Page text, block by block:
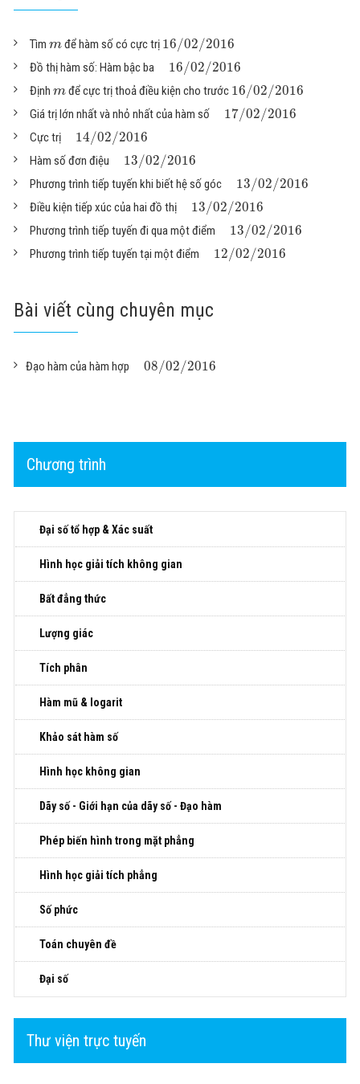
Tìm mđể hàm số có cực trị 16/02/2016
Đồ thị hàm số: Hàm bậc ba 16/02/2016
Định mđể cực trị thoả điều kiện cho trước 16/02/2016
Giá trị lớn nhất và nhỏ nhất của hàm số 17/02/2016
Cực trị 14/02/2016
Hàm số đơn điệu 13/02/2016
Phương trình tiếp tuyến khi biết hệ số góc 13/02/2016
Điều kiện tiếp xúc của hai đồ thị 13/02/2016
Phương trình tiếp tuyến đi qua một điểm 13/02/2016
Phương trình tiếp tuyến tại một điểm 12/02/2016
Bài viết cùng chuyên mục
Đạo hàm của hàm hợp 08/02/2016
Chương trình
Đại số tổ hợp & Xác suất
Hình học giải tích không gian
Bất đẳng thức
Lượng giác
Tích phân
Hàm mũ & logarit
Khảo sát hàm số
Hình học không gian
Dãy số - Giới hạn của dãy số - Đạo hàm
Phép biến hình trong mặt phẳng
Hình học giải tích phẳng
Số phức
Toán chuyên đề
Đại số
Thư viện trực tuyến